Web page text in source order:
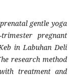
gentle yoga
pregnant
in Labuhan Deli
research method
treatment and